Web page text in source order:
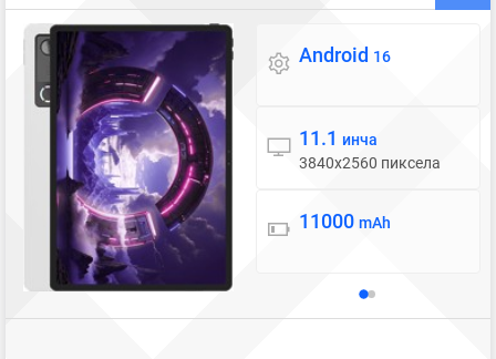
Оперативни систем
Android 16
Екран
11.1 инча
3840x2560 пиксела
Батерија
11000 mAh